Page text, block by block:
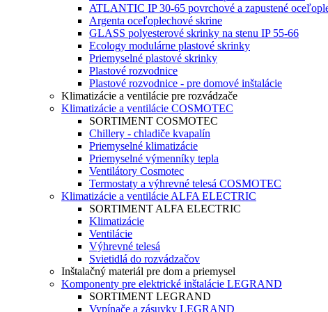
ATLANTIC IP 30-65 povrchové a zapustené
Argenta oceľoplechové skrine
GLASS polyesterové skrinky na stenu IP 55-66
Ecology modulárne plastové skrinky
Priemyselné plastové skrinky
Plastové rozvodnice
Plastové rozvodnice - pre domové inštalácie
Klimatizácie a ventilácie pre rozvádzače
Klimatizácie a ventilácie COSMOTEC
SORTIMENT COSMOTEC
Chillery - chladiče kvapalín
Priemyselné klimatizácie
Priemyselné výmenníky tepla
Ventilátory Cosmotec
Termostaty a výhrevné telesá COSMOTEC
Klimatizácie a ventilácie ALFA ELECTRIC
SORTIMENT ALFA ELECTRIC
Klimatizácie
Ventilácie
Výhrevné telesá
Svietidlá do rozvádzačov
Inštalačný materiál pre dom a priemysel
Komponenty pre elektrické inštalácie LEGRAND
SORTIMENT LEGRAND
Vypínače a zásuvky LEGRAND